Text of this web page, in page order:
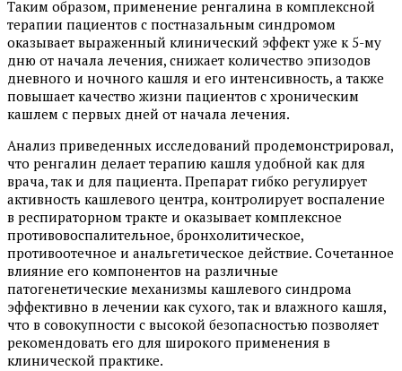
Таким образом, применение ренгалина в комплексной
терапии пациентов с постназальным синдромом
оказывает выраженный клинический эффект уже к 5-му
дню от начала лечения, снижает количество эпизодов
дневного и ночного кашля и его интенсивность, а также
повышает качество жизни пациентов с хроническим
кашлем с первых дней от начала лечения.
Анализ приведенных исследований продемонстрировал,
что ренгалин делает терапию кашля удобной как для
врача, так и для пациента. Препарат гибко регулирует
активность кашлевого центра, контролирует воспаление
в респираторном тракте и оказывает комплексное
противовоспалительное, бронхолитическое,
противоотечное и анальгетическое действие. Сочетанное
влияние его компонентов на различные
патогенетические механизмы кашлевого синдрома
эффективно в лечении как сухого, так и влажного кашля,
что в совокупности с высокой безопасностью позволяет
рекомендовать его для широкого применения в
клинической практике.